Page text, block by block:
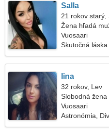
Salla
21 rokov starý,
Žena hľadá
Vuosaari
Skutočná láska
Iina
32 rokov, Lev
Slobodná
Vuosaari
Astronómia,